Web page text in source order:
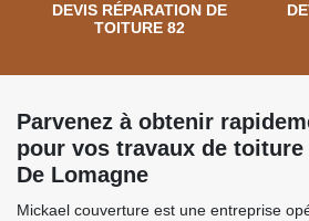
DEVIS RÉPARATION DE
TOITURE 82
Parvenez à obtenir
pour vos travaux de toiture
De Lomagne
Mickael couverture est une entreprise